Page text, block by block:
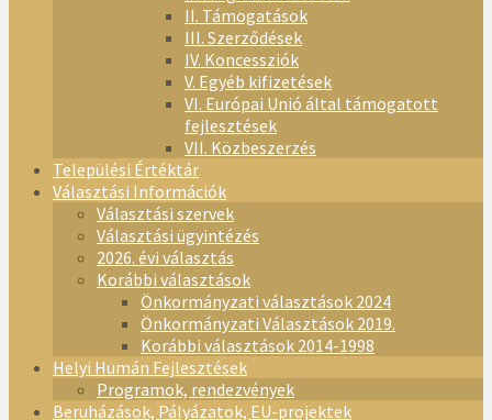
II. Támogatások
III. Szerződések
IV. Koncessziók
V. Egyéb kifizetések
VI. Európai Unió által támogatott
fejlesztések
VII. Közbeszerzés
Települési Értéktár
Választási Információk
Választási szervek
Választási ügyintézés
2026. évi választás
Korábbi választások
Önkormányzati választások 2024
Önkormányzati Választások 2019.
Korábbi választások 2014-1998
Helyi Humán Fejlesztések
Programok, rendezvények
Beruházások, Pályázatok, EU-projektek